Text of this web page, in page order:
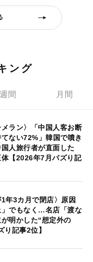
ング
週間 月間
メラン〉「中国人客お断
ない72%」韓国で噴き
人旅行者が直面した
体【2026年7月バズり記
1年3カ月で閉店〉原因
」でもなく…名店「渡な
明かした“想定外の
記事2位】